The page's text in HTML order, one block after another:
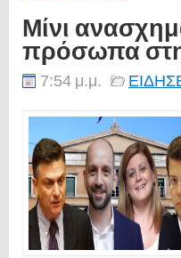
Μίνι
πρόσωπα
7:54 μ.μ.